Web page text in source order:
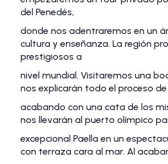
del Penedés,
donde nos adentraremos en un
cultura y enseñanza. La región
prestigiosos a
nivel mundial. Visitaremos una
nos explicarán todo el proceso
acabando con una cata de los
nos llevarán al puerto olímpico
excepcional Paella en un
con terraza cara al mar. Al